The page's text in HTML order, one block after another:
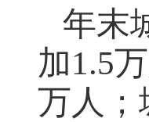
年末
加1.5
万人；